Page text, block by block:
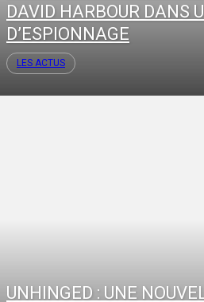
DAVID HARBOUR DANS
D’ESPIONNAGE
LES ACTUS
UNHINGED : UNE